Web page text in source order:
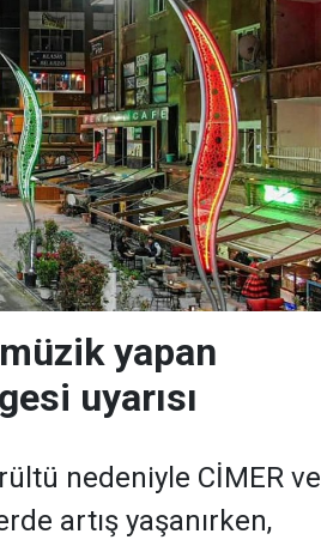
yapan
uyarısı
nedeniyle CİMER ve
artış yaşanırken,